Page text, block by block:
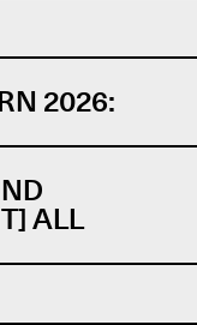
2026:
ALL